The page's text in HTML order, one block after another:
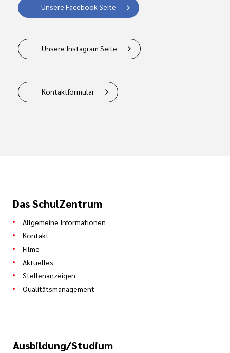
Unsere Facebook Seite
Unsere Instagram Seite
Kontaktformular
Das SchulZentrum
Allgemeine Informationen
Kontakt
Filme
Aktuelles
Stellenanzeigen
Qualitätsmanagement
Ausbildung/Studium